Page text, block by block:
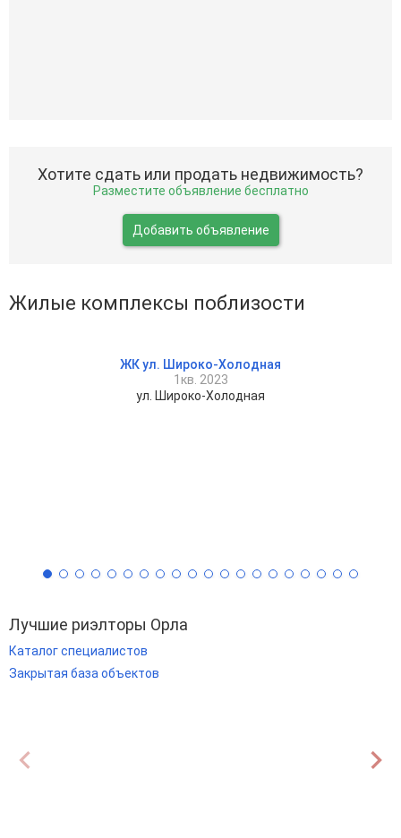
Хотите сдать или продать недвижимость?
Разместите объявление бесплатно
Добавить объявление
Жилые комплексы поблизости
ЖК ул. Широко-Холодная
1кв. 2023
ул. Широко-Холодная
Лучшие риэлторы Орла
Каталог специалистов
Закрытая база объектов